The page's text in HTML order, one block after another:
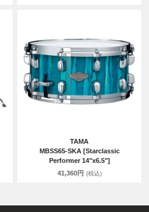
TAMA
MBSS65-SKA [Starclassic
Performer 14"x6.5"]
41,360円 (税込)